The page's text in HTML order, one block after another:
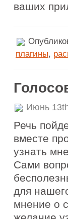
ваших
плагины,
Июнь
Речь
вместе
узнать
Сами
для
мнение о